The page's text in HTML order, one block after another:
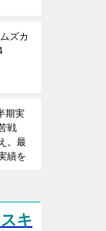
ズカ
期実
戦
。最
績を
キ